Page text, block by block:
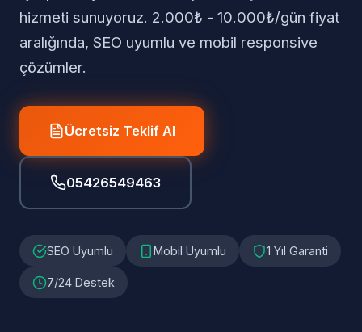
hizmeti sunuyoruz. 2.000₺ - 10.000₺/gün fiyat
aralığında, SEO uyumlu ve mobil responsive
çözümler.
Ücretsiz Teklif Al
05426549463
SEO Uyumlu Mobil Uyumlu 1 Yıl Garanti
7/24 Destek